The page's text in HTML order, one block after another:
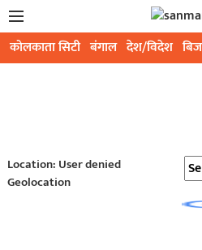
कोलकाता सिटी बंगाल देश/विदेश
Location: User denied
Geolocation